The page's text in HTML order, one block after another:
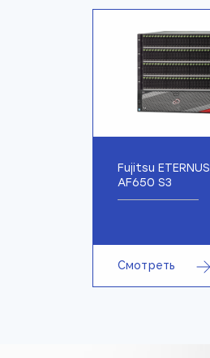
Fujitsu ETERNUS
AF650 S3
Смотреть